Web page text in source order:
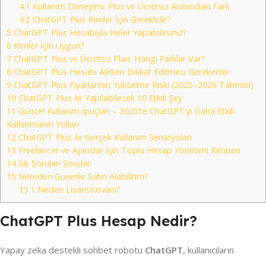
4.1 Kullanım Deneyimi: Plus ve Ücretsiz Arasındaki Fark
4.2 ChatGPT Plus Kimler İçin Gereklidir?
5 ChatGPT Plus Hesabıyla Neler Yapabilirsiniz?
6 Kimler İçin Uygun?
7 ChatGPT Plus vs Ücretsiz Plan: Hangi Farklar Var?
8 ChatGPT Plus Hesabı Alırken Dikkat Edilmesi Gerekenler
9 ChatGPT Plus Fiyatlarının Yükselme Riski (2025–2026 Tahmini)
10 ChatGPT Plus ile Yapılabilecek 10 Etkili Şey
11 Güncel Kullanım İpuçları – 2025’te ChatGPT’yi Daha Etkili
Kullanmanın Yolları
12 ChatGPT Plus ile Gerçek Kullanım Senaryoları
13 Freelancer ve Ajanslar İçin Toplu Hesap Yönetimi Rehberi
14Sık Sorulan Sorular
15 Nereden Güvenle Satın Alabilirim?
15.1 Neden LisansKovanı?
ChatGPT Plus Hesap Nedir?
Yapay zeka destekli sohbet robotu ChatGPT, kullanıcıların